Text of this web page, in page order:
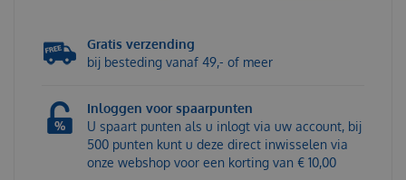
Gratis verzending
bij besteding vanaf 49,- of meer
Inloggen voor spaarpunten
U spaart punten als u inlogt via uw account, bij
500 punten kunt u deze direct inwisselen via
onze webshop voor een korting van € 10,00